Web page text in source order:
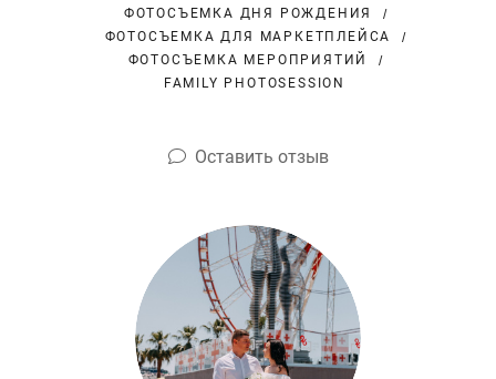
ФОТОСЪЕМКА ДНЯ РОЖДЕНИЯ
ФОТОСЪЕМКА ДЛЯ МАРКЕТПЛЕЙСА
ФОТОСЪЕМКА МЕРОПРИЯТИЙ
FAMILY PHOTOSESSION
Оставить отзыв